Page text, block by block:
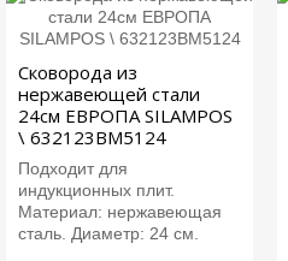
Сковорода из
нержавеющей стали
24см ЕВРОПА SILAMPOS
\ 632123BM5124
Подходит для
индукционных плит.
Материал: нержавеющая
сталь. Диаметр: 24 см.